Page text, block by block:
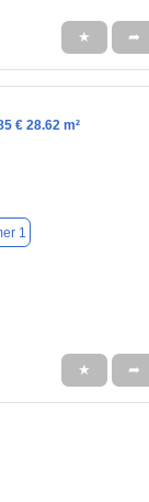
★ ➦
€ 28.62 m²
1
★ ➦